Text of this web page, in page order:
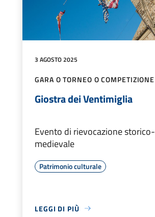
3 AGOSTO 2025
GARA O TORNEO O COMPETIZIONE
Giostra dei Ventimiglia
Evento di rievocazione storico-
medievale
Patrimonio culturale
LEGGI DI PIÙ